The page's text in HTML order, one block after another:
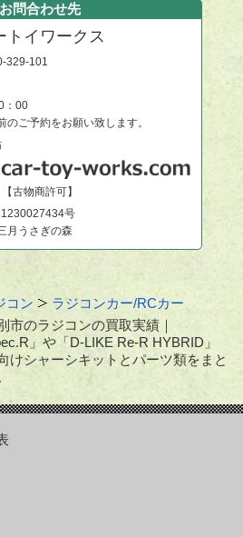
お問合わせ先
トイワークス
329-101
：00
ご予約をお願い致します。
【古物商許可】
号
月うさぎの森
コン
ラジコンカー/RCカー
市のラジコンの買取実績｜
」や「D-LIKE Re-R HYBRID」
けシャーシキットとパーツ類をまと